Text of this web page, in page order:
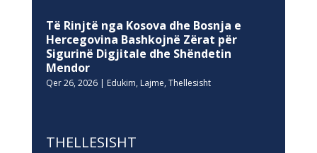
Të Rinjtë nga Kosova dhe Bosnja e
Hercegovina Bashkojnë Zërat për
Sigurinë Digjitale dhe Shëndetin
Mendor
Qer 26, 2026| Edukim, Lajme, Thellesisht
THELLESISHT